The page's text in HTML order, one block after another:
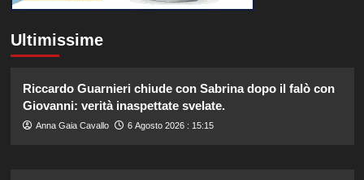
Ultimissime
Riccardo Guarnieri chiude con Sabrina dopo il falò con
Giovanni: verità inaspettate svelate.
Anna Gaia Cavallo 6 Agosto 2026 : 15:15